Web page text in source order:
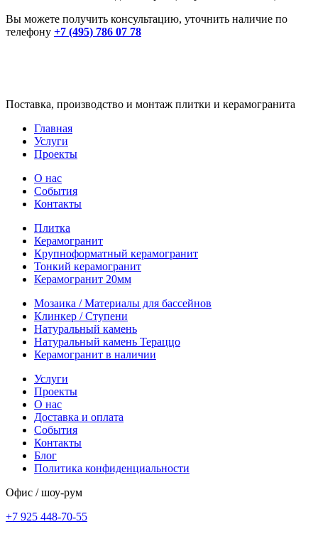
Вы можете получить консультацию, уточнить наличие по
телефону +7 (495) 786 07 78
Поставка, производство и монтаж плитки и керамогранита
Главная
Услуги
Проекты
О нас
События
Контакты
Плитка
Керамогранит
Крупноформатный керамогранит
Тонкий керамогранит
Керамогранит 20мм
Мозаика / Материалы для бассейнов
Клинкер / Ступени
Натуральный камень
Натуральный камень Тераццо
Керамогранит в наличии
Услуги
Проекты
О нас
Доставка и оплата
События
Контакты
Блог
Политика конфиденциальности
Офис / шоу-рум
+7 925 448-70-55